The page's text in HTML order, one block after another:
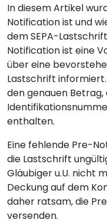
In diesem Artikel
Notification ist und
dem SEPA-
Notification ist eine
über eine
Lastschrift
den genauen
enthalten.
Eine fehlende Pre-
die Lastschrift
Gläubiger u.U. nicht
Deckung auf dem
daher ratsam, die
versenden.